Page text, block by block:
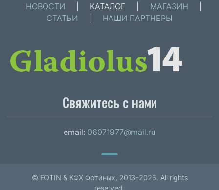
НОВОСТИ
КАТАЛОГ МАГАЗИН
СТАТЬИ
НАШИ ПАРТНЕРЫ
Свяжитесь с нами
email: 06071977@mail.ru
© FOTIN & КФХ Фотиных, 2013-2026. All rights
reserved.